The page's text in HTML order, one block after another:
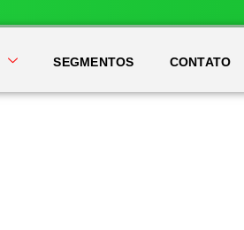
SEGMENTOS CONTATO